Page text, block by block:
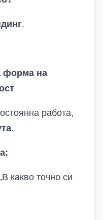
.
форма на
работа,
.
:
какво точно си